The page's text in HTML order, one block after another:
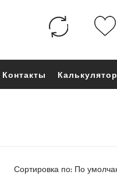
Контакты Калькулятор
Сортировка по: